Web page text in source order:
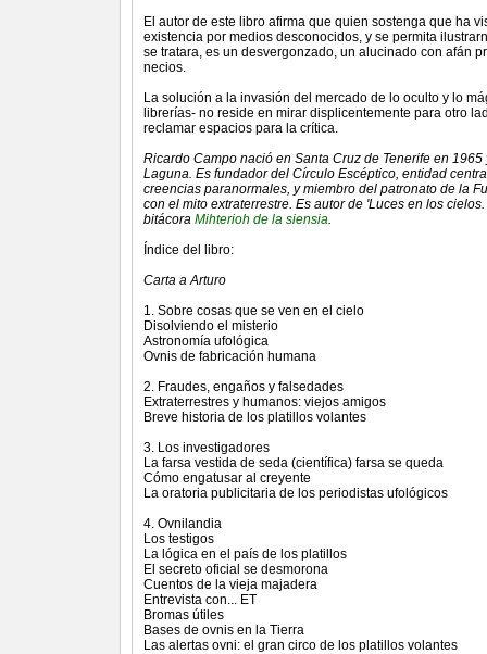
El autor de este libro afirma que quien sostenga que ha
existencia por medios desconocidos, y se permita
se tratara, es un desvergonzado, un alucinado con afán
necios.
La solución a la invasión del mercado de lo oculto y lo
librerías- no reside en mirar displicentemente para otro
reclamar espacios para la crítica.
Ricardo Campo nació en Santa Cruz de Tenerife en
Laguna. Es fundador del Círculo Escéptico, entidad
creencias paranormales, y miembro del patronato de la
con el mito extraterrestre. Es autor de 'Luces en los
bitácora Mihterioh de la siensia.
Índice del libro:
Carta a Arturo
1. Sobre cosas que se ven en el cielo
Disolviendo el misterio
Astronomía ufológica
Ovnis de fabricación humana
2. Fraudes, engaños y falsedades
Extraterrestres y humanos: viejos amigos
Breve historia de los platillos volantes
3. Los investigadores
La farsa vestida de seda (científica) farsa se queda
Cómo engatusar al creyente
La oratoria publicitaria de los periodistas ufológicos
4. Ovnilandia
Los testigos
La lógica en el país de los platillos
El secreto oficial se desmorona
Cuentos de la vieja majadera
Entrevista con... ET
Bromas útiles
Bases de ovnis en la Tierra
Las alertas ovni: el gran circo de los platillos volantes